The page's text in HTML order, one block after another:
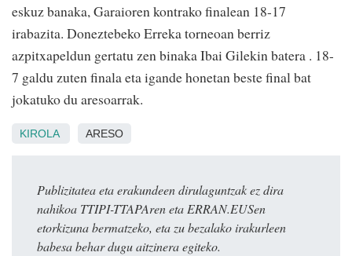
eskuz banaka, Garaioren kontrako finalean 18-17
irabazita. Doneztebeko Erreka torneoan berriz
azpitxapeldun gertatu zen binaka Ibai Gilekin batera . 18-
7 galdu zuten finala eta igande honetan beste final bat
jokatuko du aresoarrak.
KIROLA ARESO
Publizitatea eta erakundeen dirulaguntzak ez dira
nahikoa TTIPI-TTAPAren eta ERRAN.EUSen
etorkizuna bermatzeko, eta zu bezalako irakurleen
babesa behar dugu aitzinera egiteko.